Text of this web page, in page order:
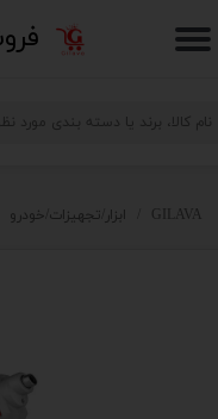
حساب کاربری من
خروج از حساب کاربری
GILAVA ابزار/تجهیزات/خودرو